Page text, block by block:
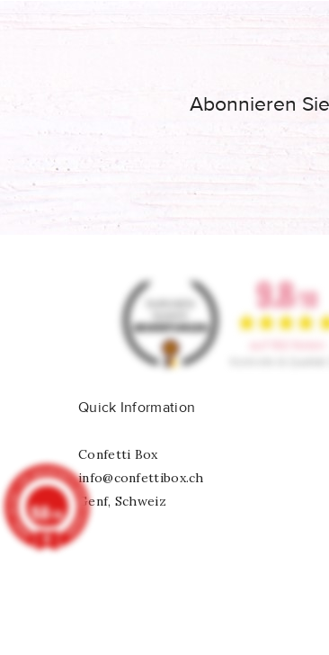
Abonnieren
Quick Information
Confetti Box
info@confettibox.ch
Genf, Schweiz
9.8/10
902 Noten